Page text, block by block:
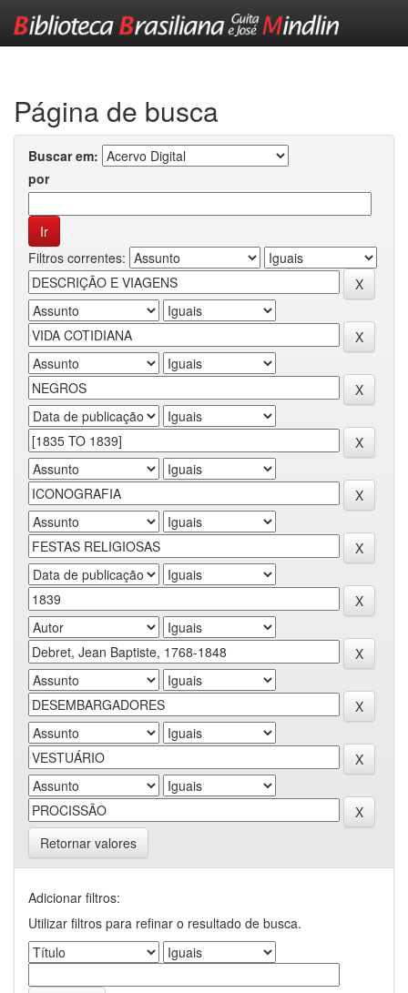
Página de busca
Buscar em:
por
Filtros correntes:
Retornar valores
Adicionar filtros:
Utilizar filtros para refinar o resultado de busca.